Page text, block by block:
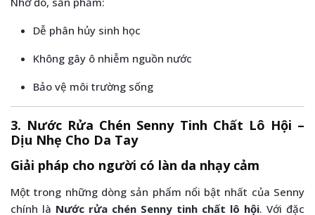
Dễ phân hủy sinh học
Không gây ô nhiễm nguồn nước
Bảo vệ môi trường sống
3. Nước Rửa Chén Senny Tinh Chất Lô Hội –
Dịu Nhẹ Cho Da Tay
Giải pháp cho người có làn da nhạy cảm
Một trong những dòng sản phẩm nổi bật nhất của Senny
chính là Nước rửa chén Senny tinh chất lô hội. Với đặc